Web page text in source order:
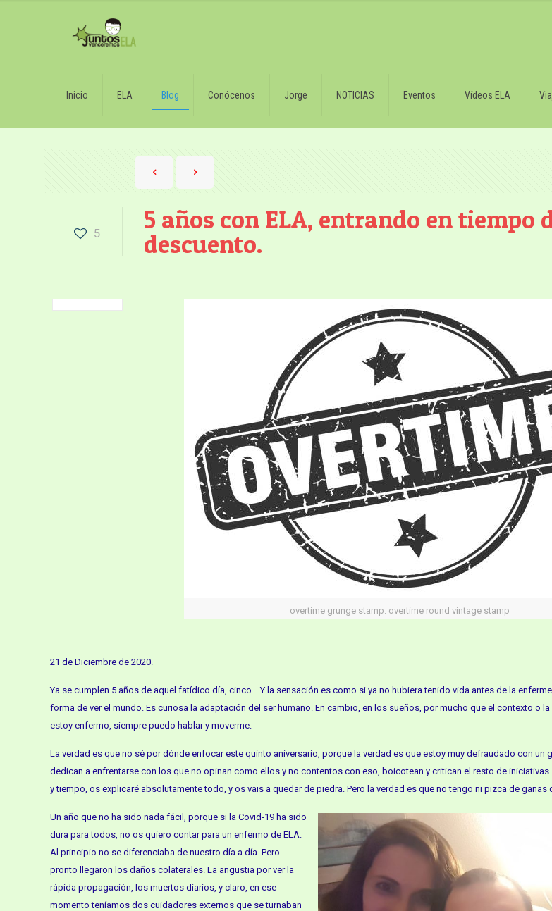
Inicio ELA Blog Conócenos Jorge NOTICIAS Eventos Vídeos ELA
5
5 años con ELA, entrando en tiempo
descuento.
overtime grunge stamp. overtime round vintage stamp
21 de Diciembre de 2020.
Ya se cumplen 5 años de aquel fatídico día, cinco… Y la sensación es como si ya no hubiera tenido vida antes de la
forma de ver el mundo. Es curiosa la adaptación del ser humano. En cambio, en los sueños, por mucho que el contexto o
estoy enfermo, siempre puedo hablar y moverme.
La verdad es que no sé por dónde enfocar este quinto aniversario, porque la verdad es que estoy muy defraudado con un
dedican a enfrentarse con los que no opinan como ellos y no contentos con eso, boicotean y critican el resto de
y tiempo, os explicaré absolutamente todo, y os vais a quedar de piedra. Pero la verdad es que no tengo ni pizca de
Un año que no ha sido nada fácil, porque si la Covid-19 ha sido
dura para todos, no os quiero contar para un enfermo de ELA.
Al principio no se diferenciaba de nuestro día a día. Pero
pronto llegaron los daños colaterales. La angustia por ver la
rápida propagación, los muertos diarios, y claro, en ese
momento teníamos dos cuidadores externos que se turnaban